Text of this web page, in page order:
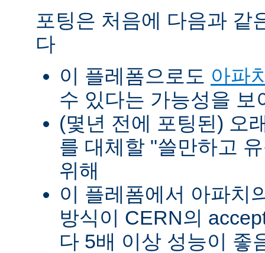
포팅은 처음에 다음과 같
다
이 플레폼으로도 아파
수 있다는 가능성을 보
(몇년 전에 포팅된) 오
를 대체할 "쓸만하고
위해
이 플레폼에서 아파치
방식이 CERN의
다 5배 이상 성능이 좋